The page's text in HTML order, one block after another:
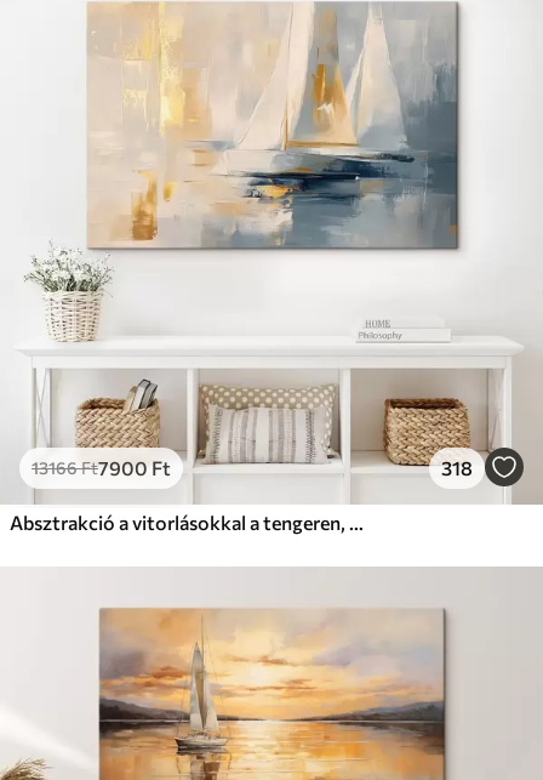
13166Ft7900 Ft 318